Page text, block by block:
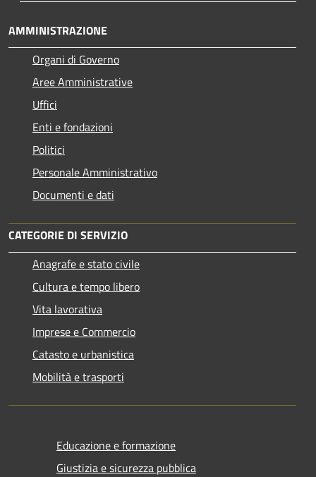
AMMINISTRAZIONE
Organi di Governo
Aree Amministrative
Uffici
Enti e fondazioni
Politici
Personale Amministrativo
Documenti e dati
CATEGORIE DI SERVIZIO
Anagrafe e stato civile
Cultura e tempo libero
Vita lavorativa
Imprese e Commercio
Catasto e urbanistica
Mobilità e trasporti
Educazione e formazione
Giustizia e sicurezza pubblica